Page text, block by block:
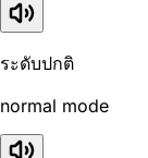
ระดับปกติ
normal mode